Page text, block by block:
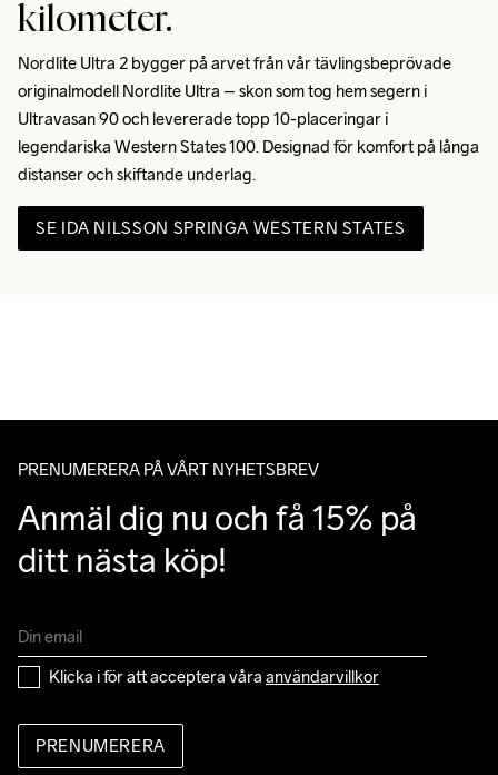
kilometer.
Nordlite Ultra 2 bygger på arvet från vår tävlingsbeprövade
originalmodell Nordlite Ultra – skon som tog hem segern i
Ultravasan 90 och levererade topp 10-placeringar i
legendariska Western States 100. Designad för komfort på långa
distanser och skiftande underlag.
SE IDA NILSSON SPRINGA WESTERN STATES
PRENUMERERA PÅ VÅRT NYHETSBREV
Anmäl dig nu och få 15% på
ditt nästa köp!
Klicka i för att acceptera våra användarvillkor
PRENUMERERA